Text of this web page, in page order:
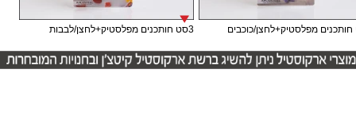
3סט חותכנים מפלסטיק+לחצן/לבבות